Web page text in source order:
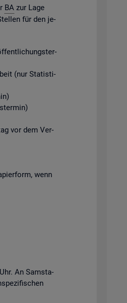
BAzur Lage
für den je­
(nur Sta­tis­ti­
vor dem Ver­
wenn
An Sams­ta­